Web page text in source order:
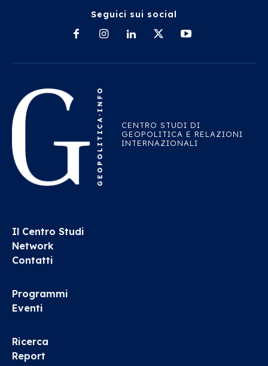
Seguici sui social
CENTRO STUDI DI
GEOPOLITICA E RELAZIONI
INTERNAZIONALI
Il Centro Studi
Network
Contatti
Programmi
Eventi
Ricerca
Report